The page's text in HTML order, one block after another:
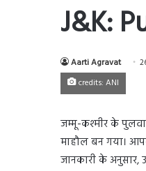
J&K:
Aarti Agravat
credits: ANI
जम्मू-कश्मीर के
माहौल बन गया।
जानकारी के अनुसार,